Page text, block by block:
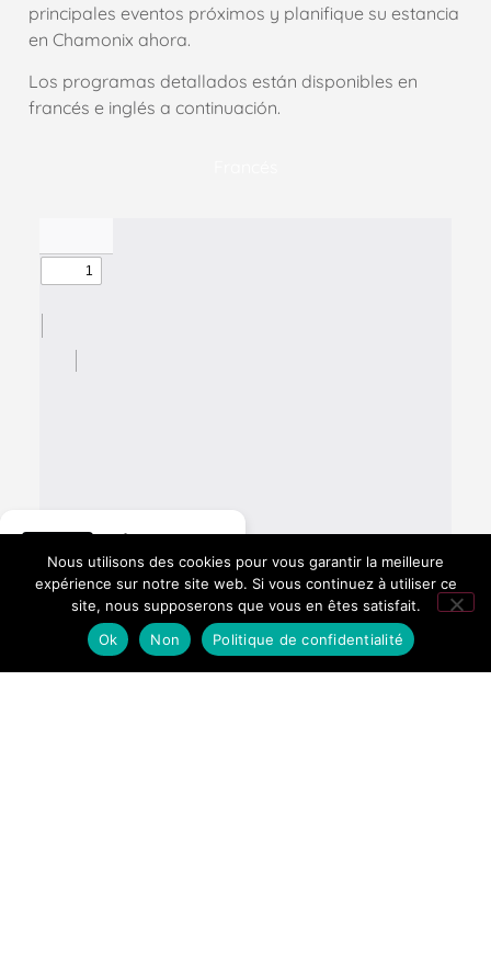
principales eventos próximos y planifique su estancia
en Chamonix ahora.
Los programas detallados están disponibles en
francés e inglés a continuación.
Inglés
Hôtel La
Fontaine
276 avis Google
Nous utilisons des cookies pour vous garantir la meilleure
expérience sur notre site web. Si vous continuez à utiliser ce
site, nous supposerons que vous en êtes satisfait.
Ok
Non Politique de confidentialité